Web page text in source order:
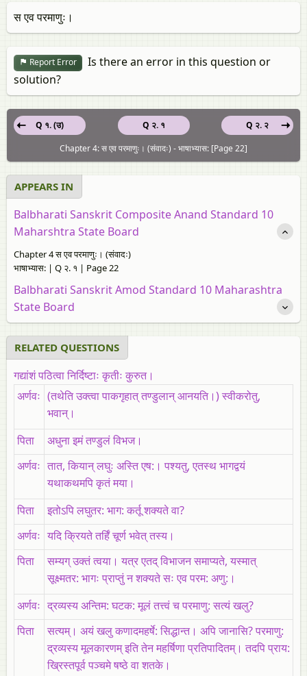
स एव परमाणुः।
Report Error
Is there an error in this question or
solution?
Q २. १
Q १. (उ)
Q २. २
Chapter 4: स एव परमाणुः। (संवादः) - भाषाभ्यास: [Page 22]
APPEARS IN
Balbharati Sanskrit Composite Anand Standard 10
Maharshtra State Board
Chapter 4 स एव परमाणुः। (संवादः)
भाषाभ्यास: | Q २. १ | Page 22
Balbharati Sanskrit Amod Standard 10 Maharashtra
State Board
RELATED QUESTIONS
गद्यांशं पठित्वा निर्दिष्टाः कृतीः कुरुत।
अर्णवः (तथेति उक्त्वा पाकगृहात्‌ तण्डुलान्‌ आनयति।) स्वीकरोतु,
भवान्‌।
पिता
अधुना इमं तण्डुलं विभज।
अर्णवः तात, कियान्‌ लघुः अस्ति एष:। पश्यतु, एतस्थ भागद्वयं
यथाकथमपि कृतं मया।
पिता
इतोऽपि लघुतर: भाग: कर्तू शक्यते वा?
अर्णवः यदि क्रियते तर्हिं चूर्ण भवेत्‌ तस्य।
पिता
सम्यग्‌ उक्तं त्वया। यत्र एतद्‌ विभाजन समाप्यते, यस्मात्‌
सूक्ष्मतर: भागः प्राप्तुं न शक्यते सः एव परम: अणु:।
अर्णवः द्रव्यस्य अन्तिम: घटक: मूलं तत्त्वं च परमाणु: सत्यं खलु?
पिता
सत्यम्‌। अयं खलु कणादमहर्षे: सिद्धान्त। अपि जानासि? परमाणु:
द्रव्यस्य मूलकारणम्‌ इति तेन महर्षिणा प्रतिपादितम्‌। तदपि प्राय:
ख्रिस्तपूर्व पञ्चमे षष्ठे वा शतके।